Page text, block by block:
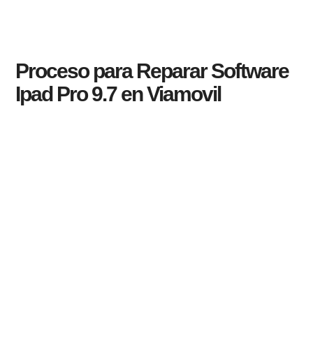
Proceso para Reparar Software
Ipad Pro 9.7 en Viamovil